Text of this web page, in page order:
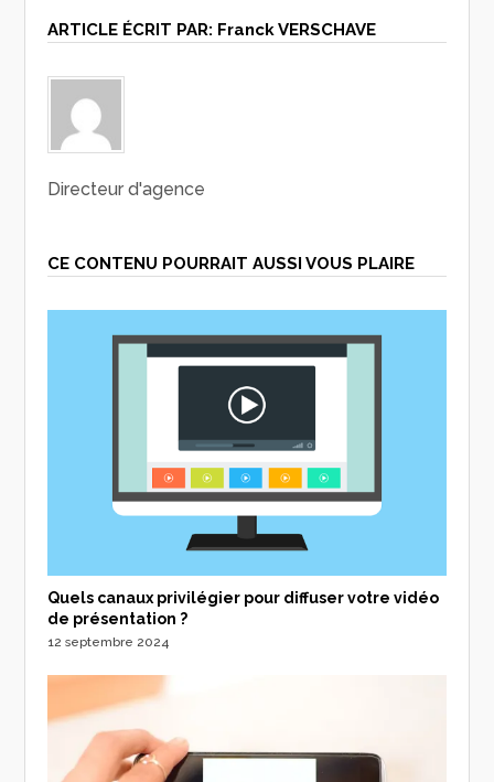
ARTICLE ÉCRIT PAR: Franck VERSCHAVE
Directeur d'agence
CE CONTENU POURRAIT AUSSI VOUS PLAIRE
Quels canaux privilégier pour diffuser votre vidéo
de présentation ?
12 septembre 2024